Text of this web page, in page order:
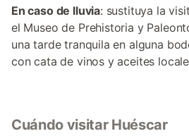
En caso de lluvia: sustituya la
el Museo de Prehistoria y
una tarde tranquila en alguna
con cata de vinos y aceites
Cuándo visitar Huéscar